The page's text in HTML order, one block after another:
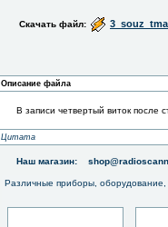
Скачать файл:
Описание файла
В записи четвертый виток после
Цитата
Наш магазин:
Различные приборы,